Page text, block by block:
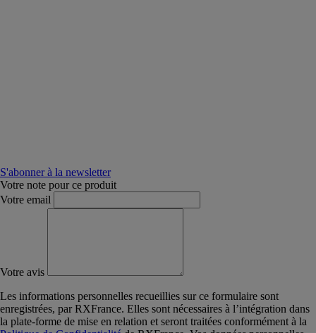
S'abonner à la newsletter
Votre note pour ce produit
Votre email
Votre avis
Les informations personnelles recueillies sur ce formulaire sont
enregistrées, par RXFrance. Elles sont nécessaires à l’intégration dans
la plate-forme de mise en relation et seront traitées conformément à la